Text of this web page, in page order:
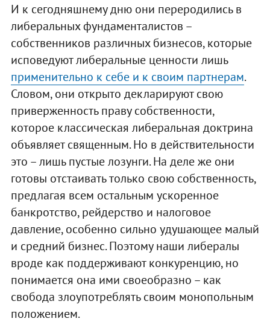
И к сегодняшнему дню они переродились в
либеральных фундаменталистов –
собственников различных бизнесов, которые
исповедуют либеральные ценности лишь
применительно к себе и к своим партнерам.
Словом, они открыто декларируют свою
приверженность праву собственности,
которое классическая либеральная доктрина
объявляет священным. Но в действительности
это – лишь пустые лозунги. На деле же они
готовы отстаивать только свою собственность,
предлагая всем остальным ускоренное
банкротство, рейдерство и налоговое
давление, особенно сильно удушающее малый
и средний бизнес. Поэтому наши либералы
вроде как поддерживают конкуренцию, но
понимается она ими своеобразно – как
свобода злоупотреблять своим монопольным
положением.